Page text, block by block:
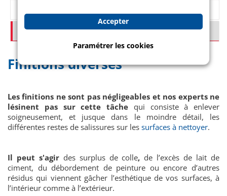
Finitions diverses
Finitions diverses
Les finitions ne sont pas négligeables et nos experts ne
lésinent pas sur cette tâche qui consiste à enlever
soigneusement, et jusque dans le moindre détail, les
différentes restes de salissures sur les surfaces à nettoyer.
Il peut s'agir des surplus de colle, de l’excès de lait de
ciment, du débordement de peinture ou encore d’autres
résidus qui viennent gâcher l’esthétique de vos surfaces, à
l’intérieur comme à l’extérieur.
Accepter
Paramétrer les cookies